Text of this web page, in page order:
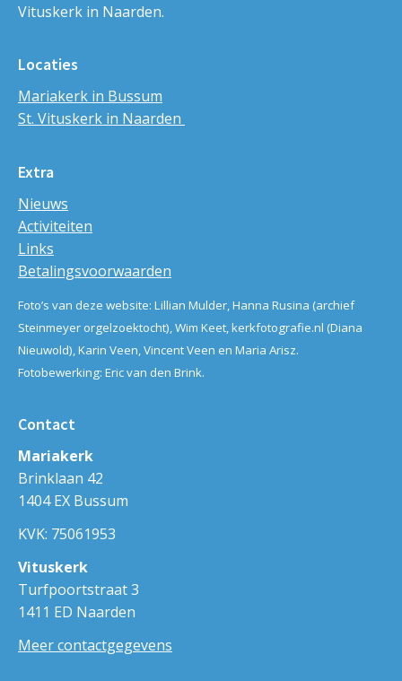
Vituskerk in Naarden.
Locaties
Mariakerk in Bussum
St. Vituskerk in Naarden
Extra
Nieuws
Activiteiten
Links
Betalingsvoorwaarden
Foto’s van deze website: Lillian Mulder, Hanna Rusina (archief
Steinmeyer orgelzoektocht), Wim Keet, kerkfotografie.nl (Diana
Nieuwold), Karin Veen, Vincent Veen en Maria Arisz.
Fotobewerking: Eric van den Brink.
Contact
Mariakerk
Brinklaan 42
1404 EX Bussum
KVK: 75061953
Vituskerk
Turfpoortstraat 3
1411 ED Naarden
Meer contactgegevens